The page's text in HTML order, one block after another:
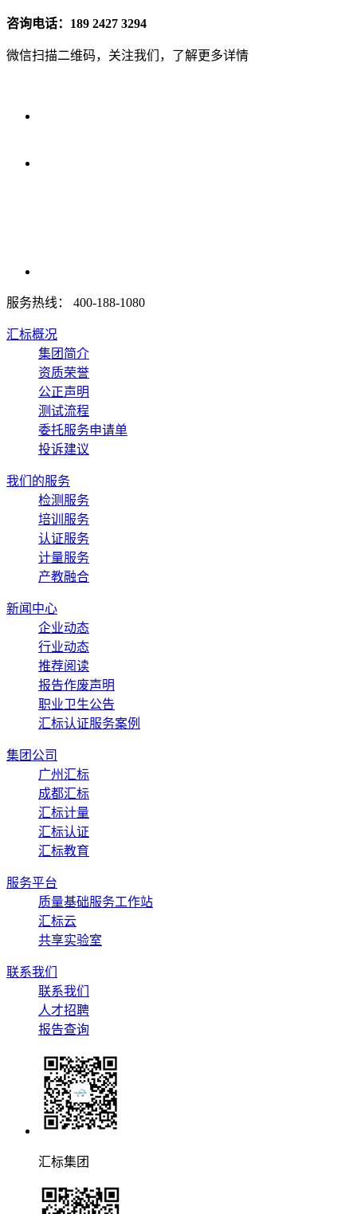
咨询电话：189 2427 3294
微信扫描二维码，关注我们，了解更多详情
服务热线： 400-188-1080
汇标概况
集团简介
资质荣誉
公正声明
测试流程
委托服务申请单
投诉建议
我们的服务
检测服务
培训服务
认证服务
计量服务
产教融合
新闻中心
企业动态
行业动态
推荐阅读
报告作废声明
职业卫生公告
汇标认证服务案例
集团公司
广州汇标
成都汇标
汇标计量
汇标认证
汇标教育
服务平台
质量基础服务工作站
汇标云
共享实验室
联系我们
联系我们
人才招聘
报告查询
汇标集团